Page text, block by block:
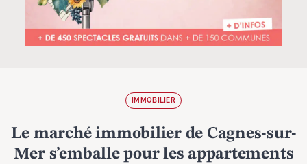
IMMOBILIER
Le marché immobilier de Cagnes-sur-
Mer s’emballe pour les appartements